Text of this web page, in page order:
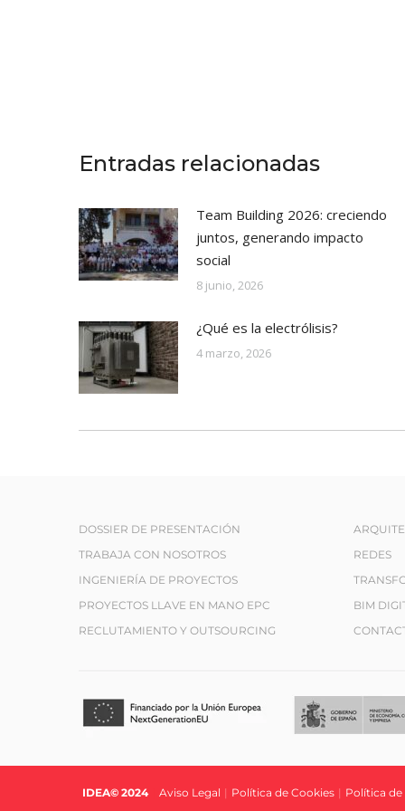
n
Entradas relacionadas
Team Building 2026: creciendo
juntos, generando impacto
social
8 junio, 2026
¿Qué es la electrólisis?
4 marzo, 2026
DOSSIER DE PRESENTACIÓN
TRABAJA CON NOSOTROS
INGENIERÍA DE PROYECTOS
PROYECTOS LLAVE EN MANO EPC
RECLUTAMIENTO Y OUTSOURCING
REDES
BIM
IDEA© 2024 Aviso Legal | Política de Cookies | Política